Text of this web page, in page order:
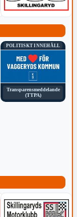
POLITISKT INNEHÅLL
Transparensmeddelande
(TTPA)